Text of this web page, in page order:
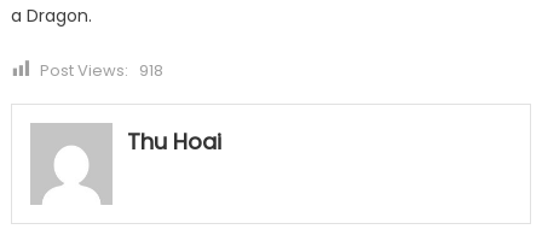
a Dragon.
Post Views: 918
Thu Hoai